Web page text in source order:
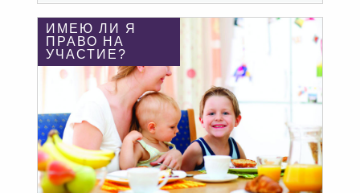
ИМЕЮ ЛИ Я
ПРАВО НА
УЧАСТИЕ?